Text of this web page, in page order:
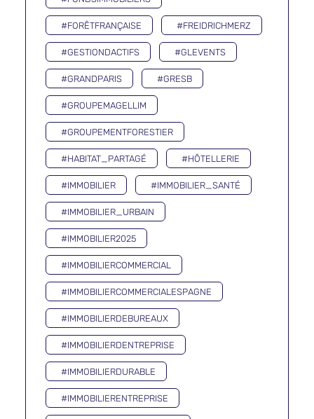
#FORÊTFRANÇAISE #FREIDRICHMERZ
#GESTIONDACTIFS #GLEVENTS
#GRANDPARIS #GRESB
#GROUPEMAGELLIM
#GROUPEMENTFORESTIER
#HABITAT_PARTAGÉ #HÔTELLERIE
#IMMOBILIER #IMMOBILIER_SANTÉ
#IMMOBILIER_URBAIN
#IMMOBILIER2025
#IMMOBILIERCOMMERCIAL
#IMMOBILIERCOMMERCIALESPAGNE
#IMMOBILIERDEBUREAUX
#IMMOBILIERDENTREPRISE
#IMMOBILIERDURABLE
#IMMOBILIERENTREPRISE